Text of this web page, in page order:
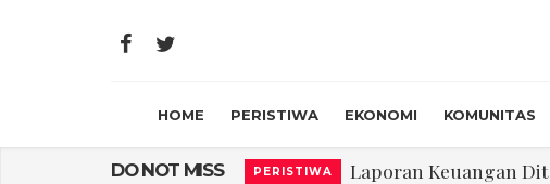
HOME PERISTIWA EKONOMI KOMUNITAS
DO NOT MISS PERISTIWA Laporan Keuangan